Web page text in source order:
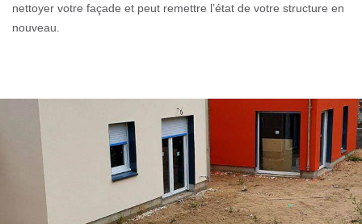
nettoyer votre façade et peut remettre l’état de votre structure en
nouveau.